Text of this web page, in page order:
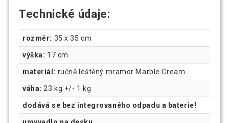
Technické údaje:
rozměr: 35 x 35 cm
výška: 17 cm
materiál: ručně leštěný mramor Marble Cream
váha: 23 kg +/- 1 kg
dodává se bez integrovaného odpadu a baterie!